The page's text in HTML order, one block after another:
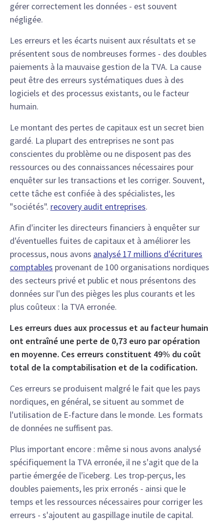
gérer correctement les données - est souvent
négligée.
Les erreurs et les écarts nuisent aux résultats et se
présentent sous de nombreuses formes - des doubles
paiements à la mauvaise gestion de la TVA. La cause
peut être des erreurs systématiques dues à des
logiciels et des processus existants, ou le facteur
humain.
Le montant des pertes de capitaux est un secret bien
gardé. La plupart des entreprises ne sont pas
conscientes du problème ou ne disposent pas des
ressources ou des connaissances nécessaires pour
enquêter sur les transactions et les corriger. Souvent,
cette tâche est confiée à des spécialistes, les
"sociétés". recovery audit entreprises.
Afin d'inciter les directeurs financiers à enquêter sur
d'éventuelles fuites de capitaux et à améliorer les
processus, nous avons analysé 17 millions d'écritures
comptables provenant de 100 organisations nordiques
des secteurs privé et public et nous présentons des
données sur l'un des pièges les plus courants et les
plus coûteux : la TVA erronée.
Les erreurs dues aux processus et au facteur humain
ont entraîné une perte de 0,73 euro par opération
en moyenne. Ces erreurs constituent 49% du coût
total de la comptabilisation et de la codification.
Ces erreurs se produisent malgré le fait que les pays
nordiques, en général, se situent au sommet de
l'utilisation de E-facture dans le monde. Les formats
de données ne suffisent pas.
Plus important encore : même si nous avons analysé
spécifiquement la TVA erronée, il ne s'agit que de la
partie émergée de l'iceberg. Les trop-perçus, les
doubles paiements, les prix erronés - ainsi que le
temps et les ressources nécessaires pour corriger les
erreurs - s'ajoutent au gaspillage inutile de capital.